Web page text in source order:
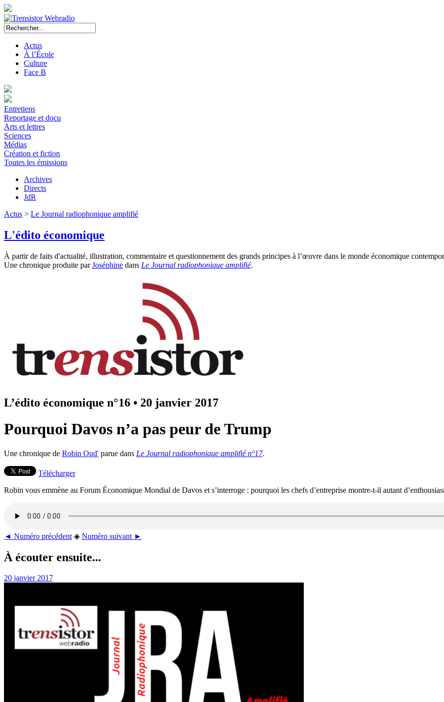
Actus
À l’École
Culture
Face B
Entretiens
Reportage et docu
Arts et lettres
Sciences
Médias
Création et fiction
Toutes les émissions
Archives
Directs
JdR
Actus > Le Journal radiophonique amplifié
L'édito économique
À partir de faits d'actualité, illustration, commentaire et questionnement des grands principes à l’œuvre dans le monde économique
Une chronique produite parJoséphine dans Le Journal radiophonique amplifié.
L’édito économique n°16 • 20 janvier 2017
Pourquoi Davos n’a pas peur de Trump
Une chronique de Robin Oud' parue dans Le Journal radiophonique amplifié n°17.
Télécharger
Robin vous emmène au Forum Économique Mondial de Davos et s’interroge : pourquoi les chefs d’entreprise montre-t-il autant
◄ Numéro précédent ◈ Numéro suivant ►
À écouter ensuite...
20 janvier 2017